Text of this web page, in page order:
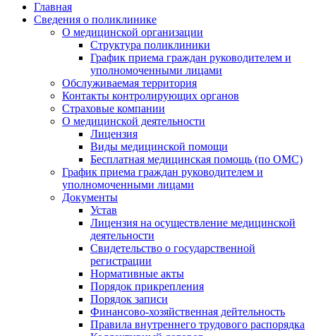
Главная
Сведения о поликлинике
О медицинской организации
Структура поликлиники
График приема граждан руководителем и
уполномоченными лицами
Обслуживаемая территория
Контакты контролирующих органов
Страховые компании
О медицинской деятельности
Лицензия
Виды медицинской помощи
Бесплатная медицинская помощь (по ОМС)
График приема граждан руководителем и
уполномоченными лицами
Документы
Устав
Лицензия на осуществление медицинской
деятельности
Свидетельство о государственной
регистрации
Нормативные акты
Порядок прикрепления
Порядок записи
Финансово-хозяйственная дейтельность
Правила внутреннего трудового распорядка